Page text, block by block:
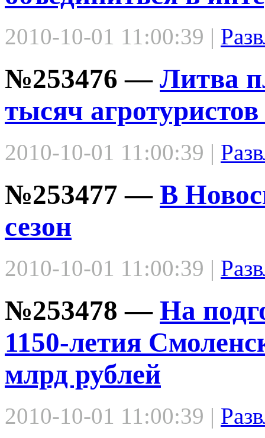
2010-10-01 11:00:39 |
№253476 — Литва
тысяч
2010-10-01 11:00:39 |
№253477 — В
сезон
2010-10-01 11:00:39 |
№253478 — На
1150-летия
млрд рублей
2010-10-01 11:00:39 |